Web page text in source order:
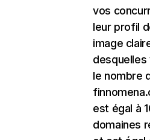
vos
leur profil
image
desquelles
le nombre
est égal à
domaines